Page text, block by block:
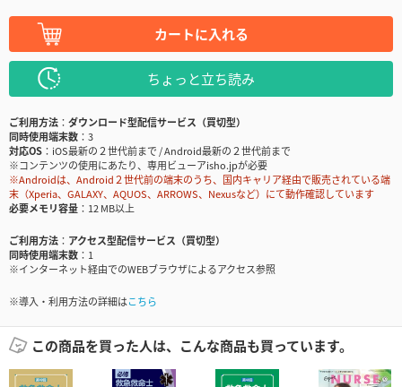
カートに入れる
ちょっと立ち読み
ご利用方法
ダウンロード型配信サービス（買切型）
同時使用端末数
3
対応OS
iOS最新の２世代前まで / Android最新の２世代前まで
※コンテンツの使用にあたり、専用ビューアisho.jpが必要
※Androidは、Android２世代前の端末のうち、国内キャリア経由で販売されている端
末（Xperia、GALAXY、AQUOS、ARROWS、Nexusなど）にて動作確認しています
必要メモリ容量
12 MB以上
ご利用方法
アクセス型配信サービス（買切型）
同時使用端末数
1
※インターネット経由でのWEBブラウザによるアクセス参照
※導入・利用方法の詳細はこちら
この商品を買った人は、こんな商品も買っています。